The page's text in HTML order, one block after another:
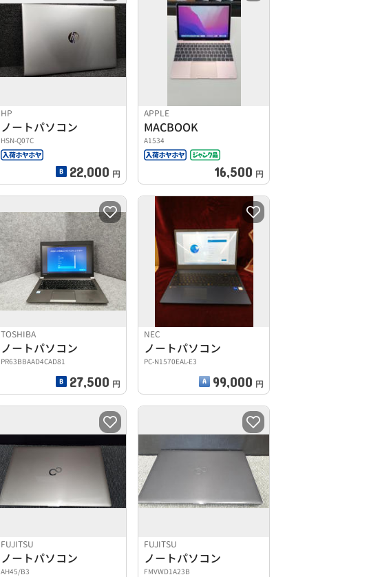
HP
ノートパソコン
HSN-Q07C
22,000 円
APPLE
MACBOOK
A1534
16,500 円
TOSHIBA
ノートパソコン
PR63BBAAD4CAD81
27,500 円
NEC
ノートパソコン
PC-N1570EAL-E3
99,000 円
FUJITSU
ノートパソコン
AH45/B3
FUJITSU
ノートパソコン
FMVWD1A23B